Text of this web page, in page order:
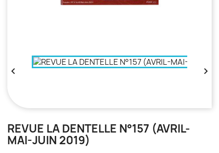
 
REVUE LA DENTELLE N°157 (AVRIL-
MAI-JUIN 2019)